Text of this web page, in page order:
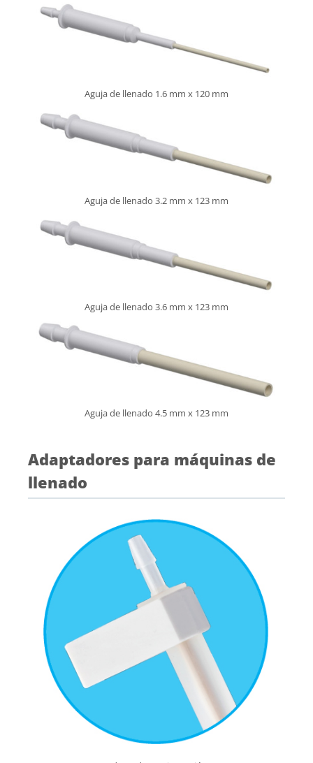
Aguja de llenado 1.6 mm x 120 mm
Aguja de llenado 3.2 mm x 123 mm
Aguja de llenado 3.6 mm x 123 mm
Aguja de llenado 4.5 mm x 123 mm
Adaptadores para máquinas de
llenado